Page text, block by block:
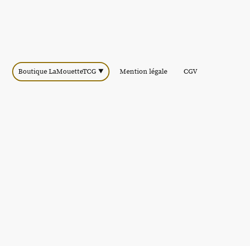
Boutique LaMouetteTCG Mention légale CGV